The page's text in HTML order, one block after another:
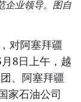
企业领导。图自
对阿塞拜疆
8日上午，越
、阿塞拜疆
家石油公司